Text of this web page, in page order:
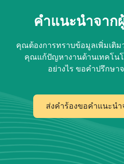
คำแนะนำจาก
คุณต้องการทราบข้อมูลเพิ่มเติม
คุณแก้ปัญหางานด้านเทคโน
อย่างไร ขอคำปรึกษา
ส่งคำร้องขอคำแนะน